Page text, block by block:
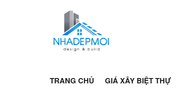
TRANG CHỦ GIÁ XÂY BIỆT THỰ